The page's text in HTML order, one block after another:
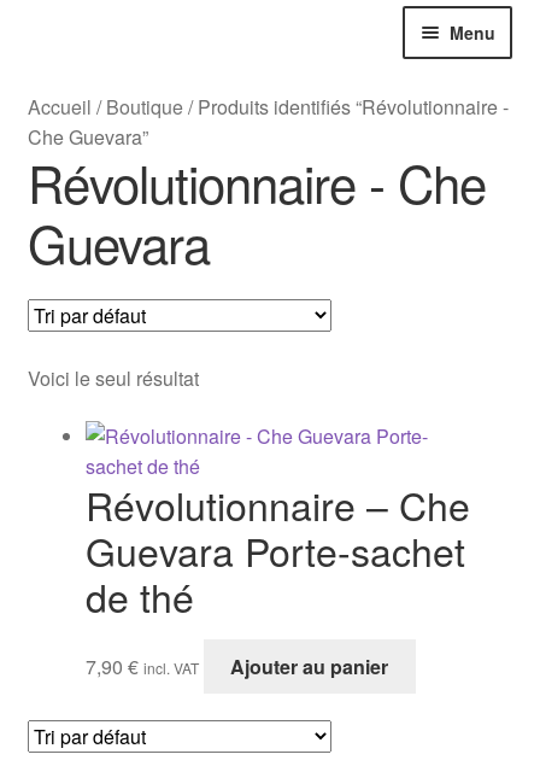
Menu
Fabrications spéciales
France
Noël
Gifts
Cadeaux de la ville
Tous les produits
Accueil /Boutique/Produits identifiés “Révolutionnaire -
Che Guevara”
Révolutionnaire - Che
Guevara
Voici le seul résultat
Révolutionnaire – Che
Guevara Porte-sachet
de thé
7,90 € incl. VAT Ajouter au panier